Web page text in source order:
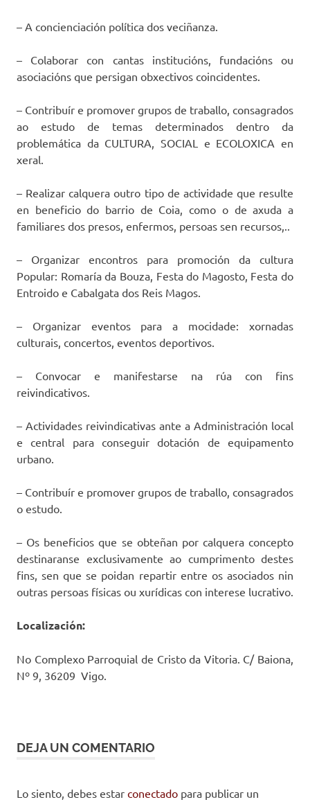
– A concienciación política dos veciñanza.
– Colaborar con cantas institucións, fundacións ou
asociacións que persigan obxectivos coincidentes.
– Contribuír e promover grupos de traballo, consagrados
ao estudo de temas determinados dentro da
problemática da CULTURA, SOCIAL e ECOLOXICA en
xeral.
– Realizar calquera outro tipo de actividade que resulte
en beneficio do barrio de Coia, como o de axuda a
familiares dos presos, enfermos, persoas sen recursos,..
– Organizar encontros para promoción da cultura
Popular: Romaría da Bouza, Festa do Magosto, Festa do
Entroido e Cabalgata dos Reis Magos.
– Organizar eventos para a mocidade: xornadas
culturais, concertos, eventos deportivos.
– Convocar e manifestarse na rúa con fins
reivindicativos.
– Actividades reivindicativas ante a Administración local
e central para conseguir dotación de equipamento
urbano.
– Contribuír e promover grupos de traballo, consagrados
o estudo.
– Os beneficios que se obteñan por calquera concepto
destinaranse exclusivamente ao cumprimento destes
fins, sen que se poidan repartir entre os asociados nin
outras persoas físicas ou xurídicas con interese lucrativo.
Localización:
No Complexo Parroquial de Cristo da Vitoria. C/ Baiona,
Nº 9, 36209 Vigo.
DEJA UN COMENTARIO
Lo siento, debes estar conectado para publicar un